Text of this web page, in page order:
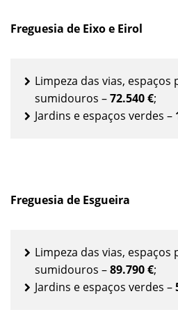
Freguesia de Eixo e Eirol
Limpeza das vias,
sumidouros –72.540 €;
Jardins e espaços verdes –
Freguesia de Esgueira
Limpeza das vias,
sumidouros –89.790 €;
Jardins e espaços verdes –